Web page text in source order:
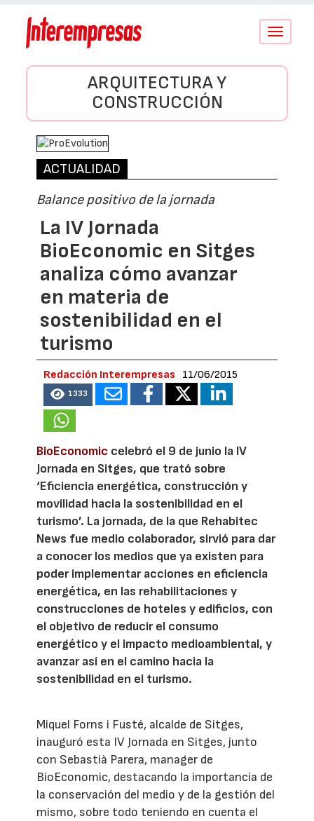
Conmutar
ARQUITECTURA Y
CONSTRUCCIÓN
ACTUALIDAD
Balance positivo de la jornada
La IV Jornada
BioEconomic en Sitges
analiza cómo avanzar
en materia de
sostenibilidad en el
turismo
Redacción Interempresas 11/06/2015
1333
BioEconomic celebró el 9 de junio la IV
Jornada en Sitges, que trató sobre
‘Eficiencia energética, construcción y
movilidad hacia la sostenibilidad en el
turismo’. La jornada, de la que Rehabitec
News fue medio colaborador, sirvió para dar
a conocer los medios que ya existen para
poder implementar acciones en eficiencia
energética, en las rehabilitaciones y
construcciones de hoteles y edificios, con
el objetivo de reducir el consumo
energético y el impacto medioambiental, y
avanzar así en el camino hacia la
sostenibilidad en el turismo.
Miquel Forns i Fusté, alcalde de Sitges,
inauguró esta IV Jornada en Sitges, junto
con Sebastià Parera, manager de
BioEconomic, destacando la importancia de
la conservación del medio y de la gestión del
mismo, sobre todo teniendo en cuenta el